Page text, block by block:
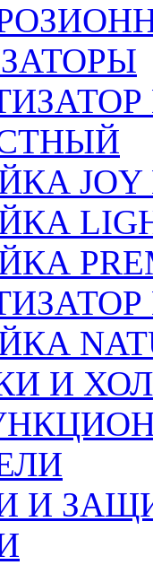
JOY
И
И